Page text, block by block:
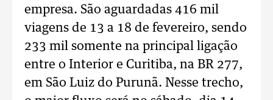
empresa. São aguardadas 416 mil
viagens de 13 a 18 de fevereiro, sendo
233 mil somente na principal ligação
entre o Interior e Curitiba, na BR 277,
em São Luiz do Purunã. Nesse trecho,